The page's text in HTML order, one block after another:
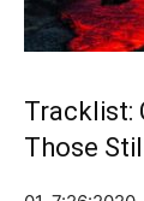
Tracklist:
Those